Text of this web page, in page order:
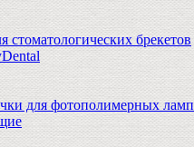
брекетов
для фотополимерных ламп